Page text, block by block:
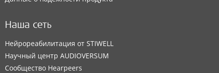
Наша сеть
Нейрореабилитация от STIWELL
Научный центр AUDIOVERSUM
Сообщество Hearpeers